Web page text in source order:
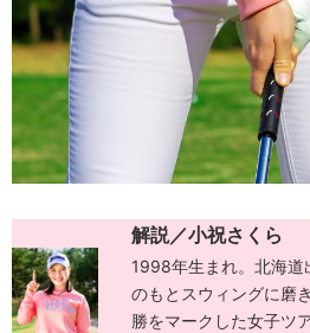
解説／小祝さくら
1998年生まれ。北海道
のもとスウィングに磨
勝をマークした女子ツ